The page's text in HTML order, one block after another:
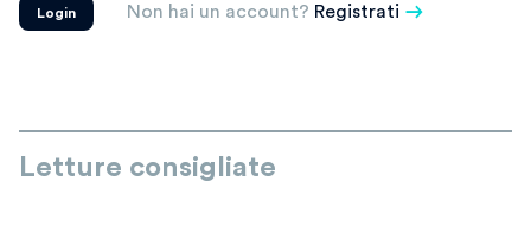
Login Non hai un account? Registrati
Letture consigliate